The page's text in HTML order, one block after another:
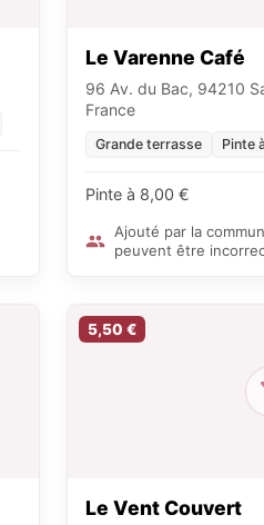
Le Varenne Café
96 Av. du Bac, 94210
France
Grande terrasse Pinte
Pinte à 8,00 €
Ajouté par la
peuvent être
5,50 €
Le Vent Couvert